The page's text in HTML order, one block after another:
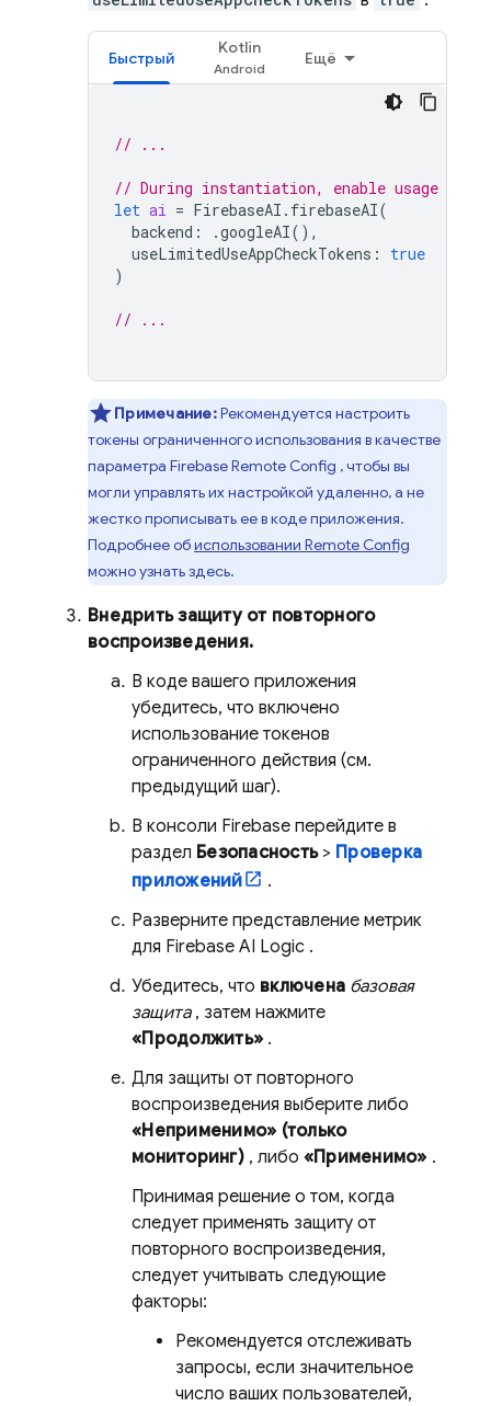
Быстрый
Kotlin
Ещё
// ...
// During instantiation, enable usage of
let ai = FirebaseAI . firebaseAI(
backend : .googleAI(),
useLimitedUseAppCheckTokens :
true
)
// ...
Примечание:Рекомендуется настроить
токены ограниченного использования в качестве
параметра Firebase Remote Config , чтобы вы
могли управлять их настройкой удаленно, а не
жестко прописывать ее в коде приложения.
Подробнее обиспользовании Remote Config
можно узнать здесь.
Внедрить защиту от повторного
воспроизведения.
В коде вашего приложения
убедитесь, что включено
использование токенов
ограниченного действия (см.
предыдущий шаг).
В консоли Firebase перейдите в
раздел Безопасность> Проверка
приложений
.
Разверните представление метрик
для Firebase AI Logic .
Убедитесь, что включена базовая
защита, затем нажмите
«Продолжить» .
Для защиты от повторного
воспроизведения выберите либо
«Неприменимо» (только
мониторинг), либо «Применимо» .
Принимая решение о том, когда
следует применять защиту от
повторного воспроизведения,
следует учитывать следующие
факторы:
Рекомендуется отслеживать
запросы, если значительное
число ваших пользователей,